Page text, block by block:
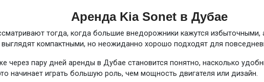
Аренда Kia Sonet в Дубае
тогда, когда большие внедорожники кажутся избыточными,
выглядят компактными, но неожиданно хорошо подходят для
через пару дней аренды в Дубае становится понятно, насколько
начинает играть большую роль, чем мощность двигателя или дизайн.